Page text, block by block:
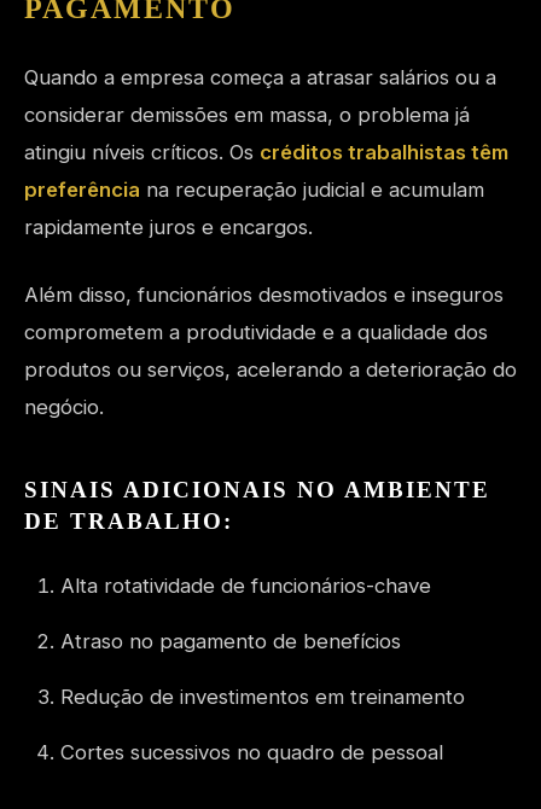
PAGAMENTO
Quando a empresa começa a atrasar salários ou a
considerar demissões em massa, o problema já
atingiu níveis críticos. Os créditos trabalhistas têm
preferência na recuperação judicial e acumulam
rapidamente juros e encargos.
Além disso, funcionários desmotivados e inseguros
comprometem a produtividade e a qualidade dos
produtos ou serviços, acelerando a deterioração do
negócio.
SINAIS ADICIONAIS NO AMBIENTE
DE TRABALHO:
Alta rotatividade de funcionários-chave
Atraso no pagamento de benefícios
Redução de investimentos em treinamento
Cortes sucessivos no quadro de pessoal